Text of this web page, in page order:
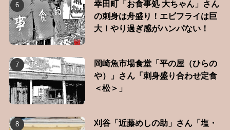
幸田町「お食事処 大ちゃん」さん
の刺身は舟盛り！エビフライは巨
大！やり過ぎ感がハンパない！
岡崎魚市場食堂「平の屋（ひらの
や）」さん「刺身盛り合わせ定食
＜松＞」
刈谷「近藤めしの助」さん「塩・